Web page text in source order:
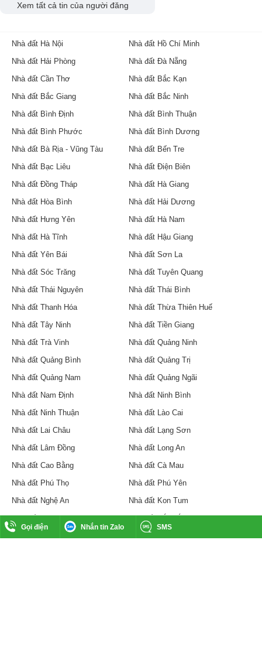
Xem tất cả tin của người đăng
Gọi điện Nhắn tin Zalo SMS
Nhà đất Hà Nội
Nhà đất Hồ Chí Minh
Nhà đất Hải Phòng
Nhà đất Đà Nẵng
Nhà đất Cần Thơ
Nhà đất Bắc Kạn
Nhà đất Bắc Giang
Nhà đất Bắc Ninh
Nhà đất Bình Định
Nhà đất Bình Thuận
Nhà đất Bình Phước
Nhà đất Bình Dương
Nhà đất Bà Rịa - Vũng Tàu
Nhà đất Bến Tre
Nhà đất Bạc Liêu
Nhà đất Điện Biên
Nhà đất Đồng Tháp
Nhà đất Hà Giang
Nhà đất Hòa Bình
Nhà đất Hải Dương
Nhà đất Hưng Yên
Nhà đất Hà Nam
Nhà đất Hà Tĩnh
Nhà đất Hậu Giang
Nhà đất Yên Bái
Nhà đất Sơn La
Nhà đất Sóc Trăng
Nhà đất Tuyên Quang
Nhà đất Thái Nguyên
Nhà đất Thái Bình
Nhà đất Thanh Hóa
Nhà đất Thừa Thiên Huế
Nhà đất Tây Ninh
Nhà đất Tiền Giang
Nhà đất Trà Vinh
Nhà đất Quảng Ninh
Nhà đất Quảng Bình
Nhà đất Quảng Trị
Nhà đất Quảng Nam
Nhà đất Quảng Ngãi
Nhà đất Nam Định
Nhà đất Ninh Bình
Nhà đất Ninh Thuận
Nhà đất Lào Cai
Nhà đất Lai Châu
Nhà đất Lạng Sơn
Nhà đất Lâm Đồng
Nhà đất Long An
Nhà đất Cao Bằng
Nhà đất Cà Mau
Nhà đất Phú Thọ
Nhà đất Phú Yên
Nhà đất Nghệ An
Nhà đất Kon Tum
Nhà đất Gia Lai
Nhà đất Đắk Lắk